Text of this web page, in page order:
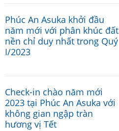
Phúc An Asuka khởi đầu
năm mới với phân khúc đất
nền chỉ duy nhất trong Quý
I/2023
Check-in chào năm mới
2023 tại Phúc An Asuka với
không gian ngập tràn
hương vị Tết